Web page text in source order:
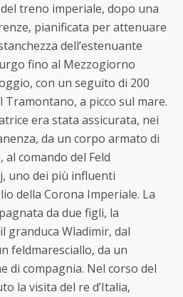
treno imperiale, dopo una
pianificata per attenuare
dell’estenuante
fino al Mezzogiorno
con un seguito di 200
Tramontano, a picco sul mare.
era stata assicurata, nei
da un corpo armato di
comando del Feld
uno dei più influenti
della Corona Imperiale. La
da due figli, la
granduca Wladimir, dal
feldmaresciallo, da un
di compagnia. Nel corso del
la visita del re d’Italia,